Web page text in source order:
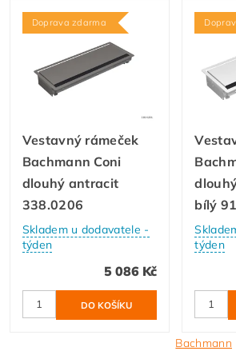
Doprava zdarma
Vestavný rámeček
Bachmann Coni
dlouhý antracit
338.0206
Skladem u dodavatele -
týden
5 086 Kč
bílý
týden
Bachmann